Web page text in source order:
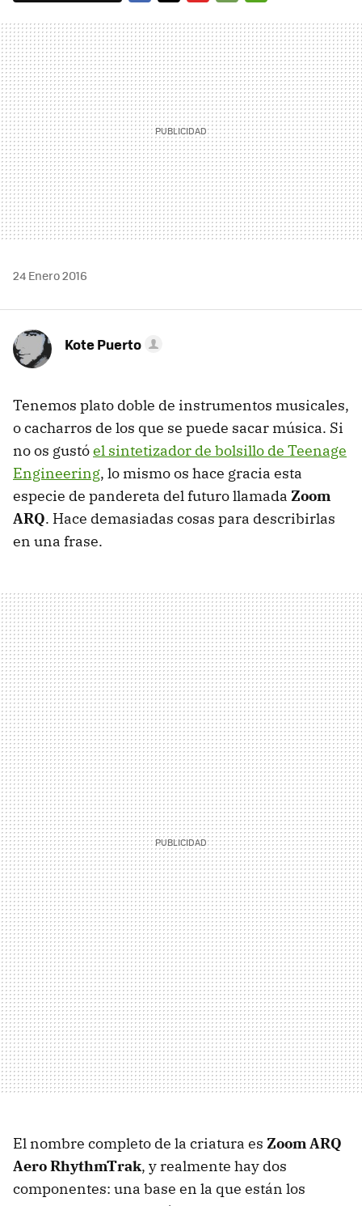
MAIL
24 Enero 2016
Kote Puerto
Tenemos plato doble de instrumentos musicales,
o cacharros de los que se puede sacar música. Si
no os gustóel sintetizador de bolsillo de Teenage
Engineering, lo mismo os hace gracia esta
especie de pandereta del futuro llamada Zoom
ARQ. Hace demasiadas cosas para describirlas
en una frase.
El nombre completo de la criatura es Zoom ARQ
Aero RhythmTrak, y realmente hay dos
componentes: una base en la que están los